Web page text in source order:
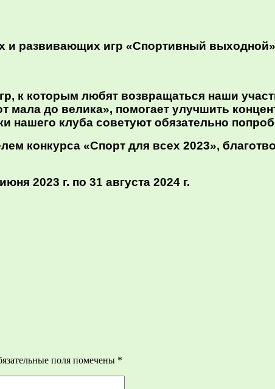
и развивающих игр «Спортивный выходной»
к которым любят возвращаться наши
мала до велика», помогает улучшить
нашего клуба советуют обязательно
конкурса «Спорт для всех 2023»,
2023 г. по 31 августа 2024 г.
поля помечены *